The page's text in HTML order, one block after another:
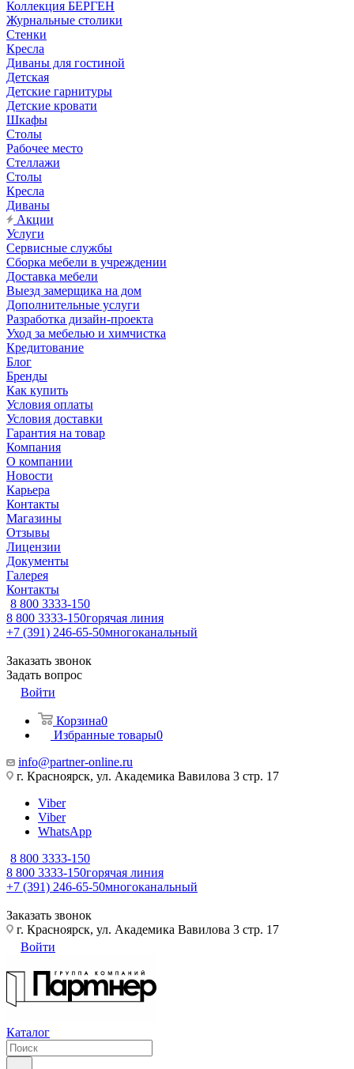
Коллекция БЕРГЕН
Журнальные столики
Стенки
Кресла
Диваны для гостиной
Детская
Детские гарнитуры
Детские кровати
Шкафы
Столы
Рабочее место
Стеллажи
Столы
Кресла
Диваны
Акции
Услуги
Сервисные службы
Сборка мебели в учреждении
Доставка мебели
Выезд замерщика на дом
Дополнительные услуги
Разработка дизайн-проекта
Уход за мебелью и химчистка
Кредитование
Блог
Бренды
Как купить
Условия оплаты
Условия доставки
Гарантия на товар
Компания
О компании
Новости
Карьера
Контакты
Магазины
Отзывы
Лицензии
Документы
Галерея
Контакты
8 800 3333-150
8 800 3333-150горячая линия
+7 (391) 246-65-50многоканальный
Заказать звонок
Задать вопрос
Войти
Корзина0
Избранные товары0
info@partner-online.ru
г. Красноярск, ул. Академика Вавилова 3 стр. 17
Viber
Viber
WhatsApp
8 800 3333-150
8 800 3333-150горячая линия
+7 (391) 246-65-50многоканальный
Заказать звонок
г. Красноярск, ул. Академика Вавилова 3 стр. 17
Войти
Каталог